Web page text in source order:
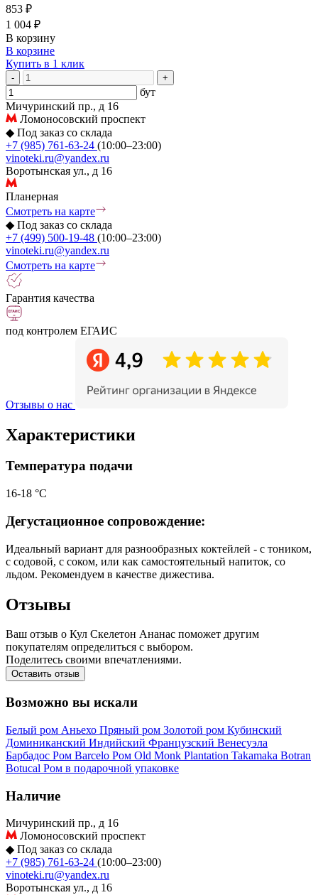
853 ₽
1 004 ₽
В корзину
В корзине
Купить в 1 клик
- +
бут
Мичуринский пр., д 16
Ломоносовский проспект
◆ Под заказ со склада
+7 (985) 761-63-24 (10:00–23:00)
vinoteki.ru@yandex.ru
Воротынская ул., д 16
Планерная
Смотреть на карте
◆ Под заказ со склада
+7 (499) 500-19-48 (10:00–23:00)
vinoteki.ru@yandex.ru
Смотреть на карте
Гарантия качества
под контролем ЕГАИС
Отзывы о нас
Характеристики
Температура подачи
16-18 °С
Дегустационное сопровождение:
Идеальный вариант для разнообразных коктейлей - с тоником,
с содовой, с соком, или как самостоятельный напиток, со
льдом. Рекомендуем в качестве дижестива.
Отзывы
Ваш отзыв о Кул Скелетон Ананас поможет другим
покупателям определиться с выбором.
Поделитесь своими впечатлениями.
Оставить отзыв
Возможно вы искали
Белый ром Аньехо Пряный ром Золотой ром Кубинский
Доминиканский Индийский Французский Венесуэла
Барбадос Ром Barcelo Ром Old Monk Plantation Takamaka Botran
Botucal Ром в подарочной упаковке
Наличие
Мичуринский пр., д 16
Ломоносовский проспект
◆ Под заказ со склада
+7 (985) 761-63-24 (10:00–23:00)
vinoteki.ru@yandex.ru
Воротынская ул., д 16